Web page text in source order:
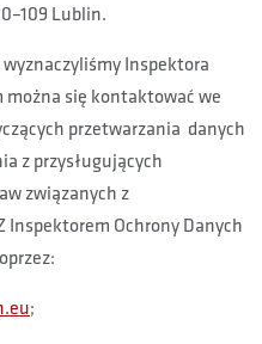
Lublin.
Inspektora
można się kontaktować we
przetwarzania danych
z przysługujących
związanych z
Inspektorem Ochrony Danych
;